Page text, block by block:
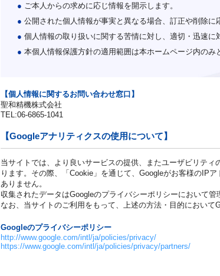
● ご本人からの求めに応じ情報を開示します。
● 公開された個人情報が事実と異なる場合、訂正や削除に
● 個人情報の取り扱いに関する苦情に対し、適切・迅速に
● 本個人情報保護方針の適用範囲は本ホームページ内のみ
【個人情報に関するお問い合わせ窓口】
聖和精機株式会社
TEL:06-6865-1041
【Googleアナリティクスの使用について】
当サイトでは、より良いサービスの提供、またユーザビリテ
ります。その際、「Cookie」を通じて、Googleがお客様のIP
ありません。
収集されたデータはGoogleのプライバシーポリシーにおいて管
なお、当サイトのご利用をもって、上述の方法・目的におい
Googleのプライバシーポリシー
http://www.google.com/intl/ja/policies/privacy/
https://www.google.com/intl/ja/policies/privacy/partners/